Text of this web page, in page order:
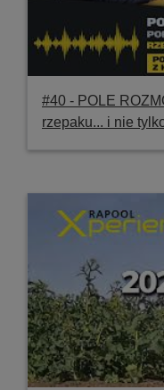
#40 ‐ POLE
rzepaku... i nie